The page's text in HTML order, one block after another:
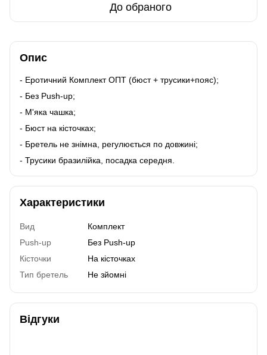
До обраного
Опис
- Еротичний Комплект ОПТ (бюст + трусики+пояс);
- Без Push-up;
- М'яка чашка;
- Бюст на кісточках;
- Бретель не знімна, регулюється по довжині;
- Трусики бразилійка, посадка середня.
Характеристики
Вид
Комплект
Push-up
Без Push-up
Кісточки
На кісточках
Тип бретель
Не зйомні
Відгуки